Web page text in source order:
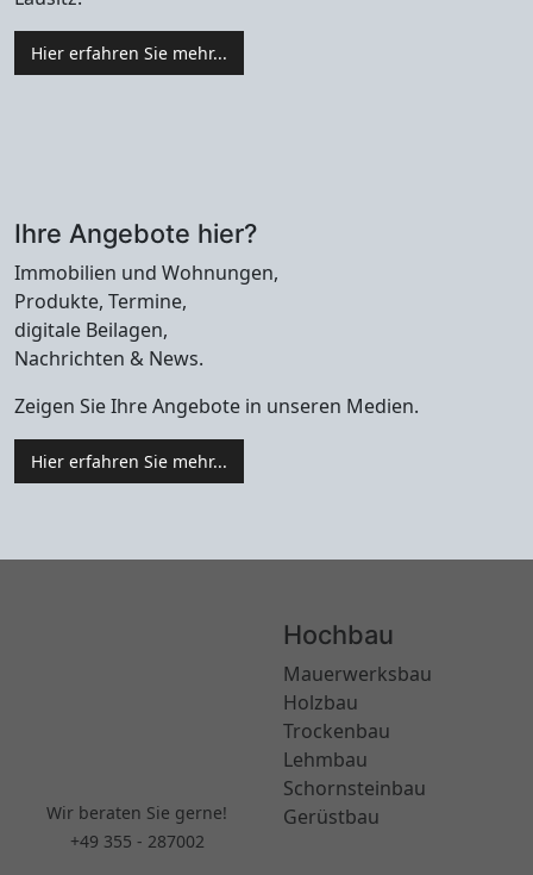
Hier erfahren Sie mehr...
Ihre Angebote hier?
Immobilien und Wohnungen,
Produkte, Termine,
digitale Beilagen,
Nachrichten & News.
Zeigen Sie Ihre Angebote in unseren Medien.
Hier erfahren Sie mehr...
Wir beraten Sie gerne!
+49 355 - 287002
Hochbau
Mauerwerksbau
Holzbau
Trockenbau
Lehmbau
Schornsteinbau
Gerüstbau